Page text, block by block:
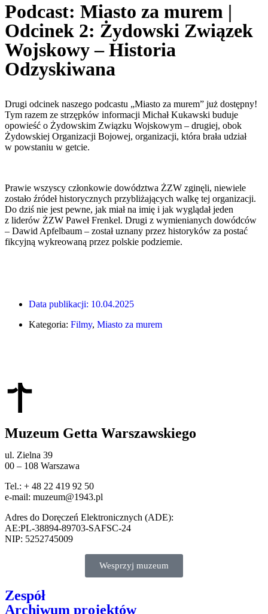
Podcast: Miasto za murem |
Odcinek 2: Żydowski Związek
Wojskowy – Historia
Odzyskiwana
Drugi odcinek naszego podcastu „Miasto za murem” już dostępny!
Tym razem ze strzępków informacji Michał Kukawski buduje
opowieść o Żydowskim Związku Wojskowym – drugiej, obok
Żydowskiej Organizacji Bojowej, organizacji, która brała udział
w powstaniu w getcie.
Prawie wszyscy członkowie dowództwa ŻZW zginęli, niewiele
zostało źródeł historycznych przybliżających walkę tej organizacji.
Do dziś nie jest pewne, jak miał na imię i jak wyglądał jeden
z liderów ŻZW Paweł Frenkel. Drugi z wymienianych dowódców
– Dawid Apfelbaum – został uznany przez historyków za postać
fikcyjną wykreowaną przez polskie podziemie.
Data publikacji: 10.04.2025
Kategoria: Filmy, Miasto za murem
Muzeum Getta Warszawskiego
ul. Zielna 39
00 – 108 Warszawa
Tel.: + 48 22 419 92 50
e-mail: muzeum@1943.pl
Adres do Doręczeń Elektronicznych (ADE):
AE:PL-38894-89703-SAFSC-24
NIP: 5252745009
Wesprzyj muzeum
Zespół
Archiwum projektów